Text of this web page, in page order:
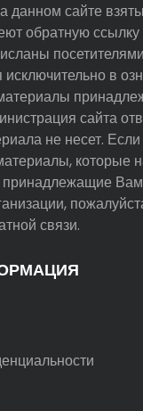
данном сайте
обратную
в
сайта
не несет.
которые
принадлежащие
связи.